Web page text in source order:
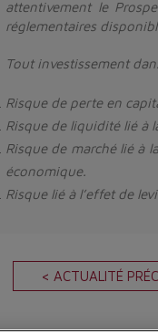
attentivement le
réglementaires
Tout investissement
Risque de perte en
Risque de liquidité lié à
Risque de marché lié à
économique.
Risque lié à l’effet de
< ACTUALITÉ